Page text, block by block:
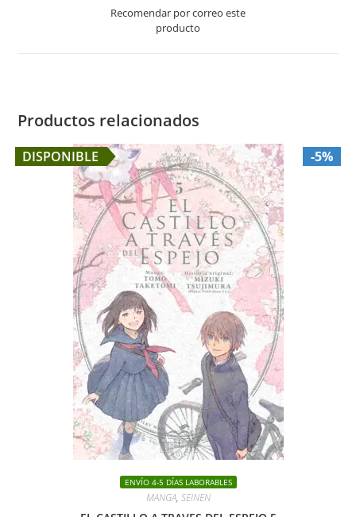
new
Recomendar por correo este
producto
Productos relacionados
DISPONIBLE -5%
ENVÍO 4-5 DÍAS LABORABLES
MANGA, SEINEN